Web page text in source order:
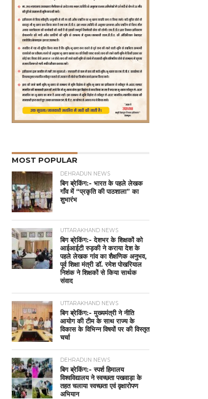
MOST POPULAR
DEHRADUN NEWS
बिग ब्रेकिंग:- भारत के पहले लेखक
गाँव में “प्रकृति की पाठशाला” का
शुभारंभ
UTTARAKHAND NEWS
बिग ब्रेकिंग:- देशभर के शिक्षकों को
आईआईटी रुड़की ने कराया देश के
पहले लेखक गांव का शैक्षणिक अनुभव,
पूर्व शिक्षा मंत्री डॉ. रमेश पोखरियाल
निशंक ने शिक्षकों से किया सार्थक
संवाद
UTTARAKHAND NEWS
बिग ब्रेकिंग:- मुख्यमंत्री ने नीति
आयोग की टीम के साथ राज्य के
विकास के विभिन्न विषयों पर की विस्तृत
चर्चा
DEHRADUN NEWS
बिग ब्रेकिंग:- स्पर्श हिमालय
विश्वविद्यालय ने स्वच्छता पखवाड़ा के
तहत चलाया स्वच्छता एवं वृक्षारोपण
अभियान